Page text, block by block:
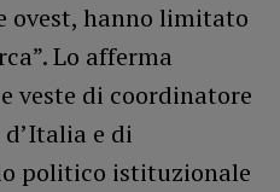
ovest, hanno limitato
Lo afferma
veste di coordinatore
e di
politico istituzionale